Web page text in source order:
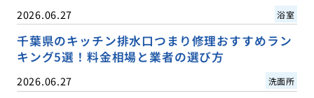
2026.06.27 浴室
千葉県のキッチン排水口つまり修理おすすめラン
キング5選！料金相場と業者の選び方
2026.06.27 洗面所